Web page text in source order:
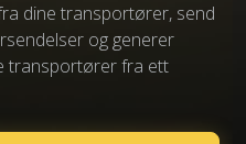
dine transportører, send
og generer
transportører fra ett